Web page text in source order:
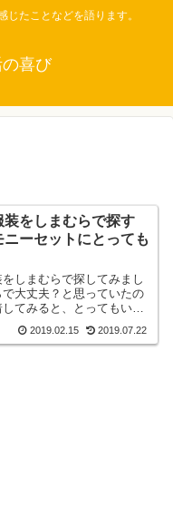
たことなどを語ります。
喜び
装をしまむらで探す
ニーセットにとっても
しまむらで探してみまし
大丈夫？と思っていたの
てみると、とってもいい
頃価格でサイズもデザイン
きちんと感もあり、セット
2019.02.15 2019.07.22